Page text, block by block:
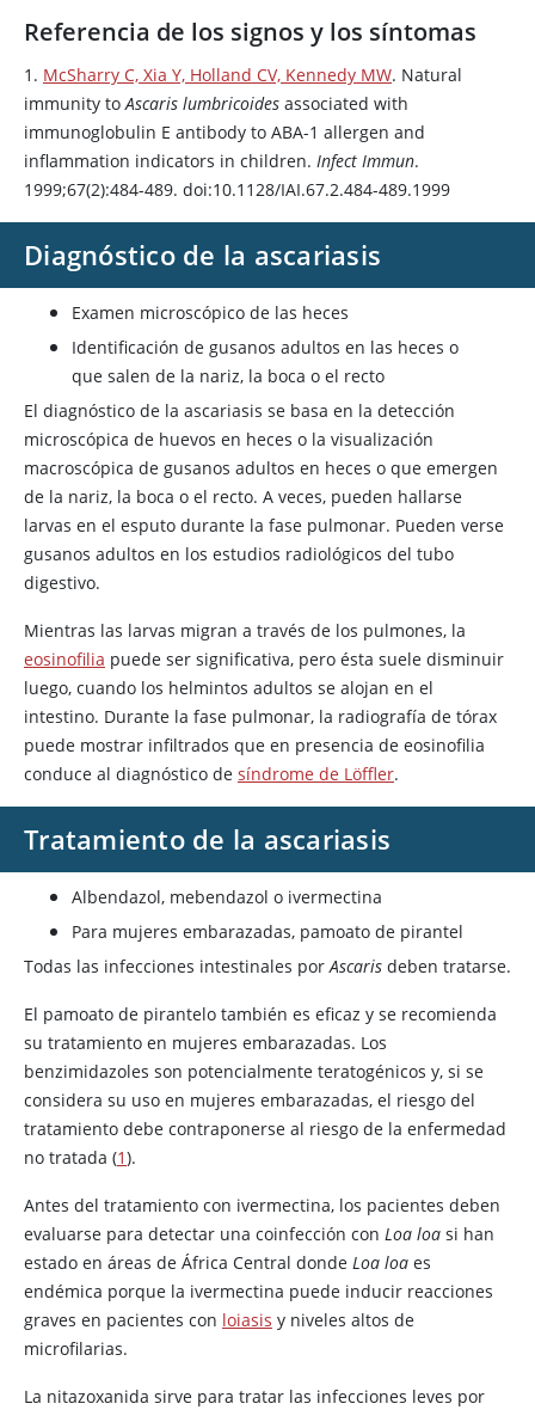
Referencia de los signos y los síntomas
1. McSharry C, Xia Y, Holland CV, Kennedy MW. Natural
immunity toAscaris lumbricoides associated with
immunoglobulin E antibody to ABA-1 allergen and
inflammation indicators in children. Infect Immun.
1999;67(2):484-489. doi:10.1128/IAI.67.2.484-489.1999
Diagnóstico de la ascariasis
Examen microscópico de las heces
Identificación de gusanos adultos en las heces o
que salen de la nariz, la boca o el recto
El diagnóstico de la ascariasis se basa en la detección
microscópica de huevos en heces o la visualización
macroscópica de gusanos adultos en heces o que emergen
de la nariz, la boca o el recto. A veces, pueden hallarse
larvas en el esputo durante la fase pulmonar. Pueden verse
gusanos adultos en los estudios radiológicos del tubo
digestivo.
Mientras las larvas migran a través de los pulmones, la
eosinofilia puede ser significativa, pero ésta suele disminuir
luego, cuando los helmintos adultos se alojan en el
intestino. Durante la fase pulmonar, la radiografía de tórax
puede mostrar infiltrados que en presencia de eosinofilia
conduce al diagnóstico de síndrome de Löffler.
Tratamiento de la ascariasis
Albendazol, mebendazol o ivermectina
Para mujeres embarazadas, pamoato de pirantel
Todas las infecciones intestinales porAscaris deben tratarse.
El pamoato de pirantelo también es eficaz y se recomienda
su tratamiento en mujeres embarazadas. Los
benzimidazoles son potencialmente teratogénicos y, si se
considera su uso en mujeres embarazadas, el riesgo del
tratamiento debe contraponerse al riesgo de la enfermedad
no tratada (1).
Antes del tratamiento con ivermectina, los pacientes deben
evaluarse para detectar una coinfección con Loa loa si han
estado en áreas de África Central donde Loa loa es
endémica porque la ivermectina puede inducir reacciones
graves en pacientes con loiasis y niveles altos de
microfilarias.
La nitazoxanida sirve para tratar las infecciones leves por